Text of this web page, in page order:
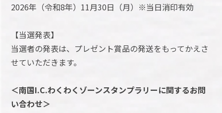
2026年（令和8年）11月30日（月）※当日消印有効
【当選発表】
当選者の発表は、プレゼント賞品の発送をもってかえさ
せていただきます。
＜南国I.C.わくわくゾーンスタンプラリーに関するお問
い合わせ＞